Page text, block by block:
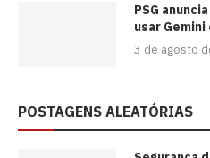
PSG
usar
3 de agosto
POSTAGENS ALEATÓRIAS